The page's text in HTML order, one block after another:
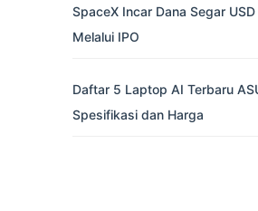
SpaceX Incar Dana Segar
Melalui IPO
Daftar 5 Laptop AI Terbaru
Spesifikasi dan Harga